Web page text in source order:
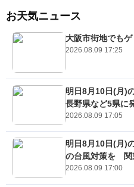
お天気ニュース
大阪市街地でも
2026.08.09 17:25
明日8月10日(月)
長野県など5県に
2026.08.09 17:05
明日8月10日(月)
の台風対策を 関
2026.08.09 17:00